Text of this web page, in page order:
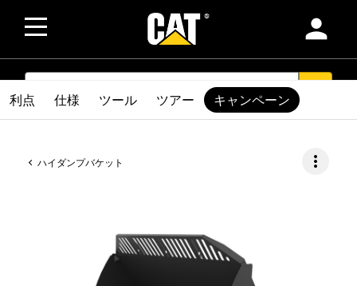
person
SEARCH
ハイダンプバケット more_vert
利点 仕様 ツール ツアー キャンペーン